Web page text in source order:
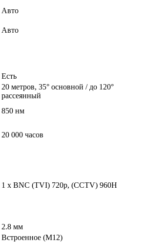
Авто
Авто
Есть
20 метров, 35° основной / до 120°
рассеянный
850 нм
20 000 часов
1 x BNC (TVI) 720p, (CCTV) 960H
2.8 мм
Встроенное (М12)